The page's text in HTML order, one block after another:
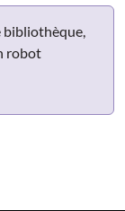
bibliothèque,
robot